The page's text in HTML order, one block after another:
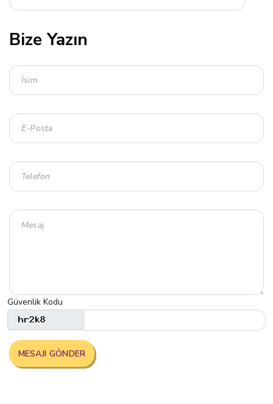
Bize Yazın
Güvenlik Kodu
MESAJI GÖNDER